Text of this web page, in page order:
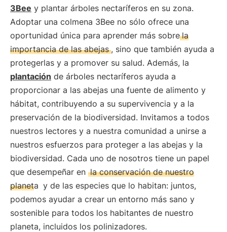
3Bee y plantar árboles nectaríferos en su zona.
Adoptar una colmena 3Bee no sólo ofrece una
oportunidad única para aprender más sobre la
importancia de las abejas , sino que también ayuda a
protegerlas y a promover su salud. Además, la
plantación de árboles nectaríferos ayuda a
proporcionar a las abejas una fuente de alimento y
hábitat, contribuyendo a su supervivencia y a la
preservación de la biodiversidad. Invitamos a todos
nuestros lectores y a nuestra comunidad a unirse a
nuestros esfuerzos para proteger a las abejas y la
biodiversidad. Cada uno de nosotros tiene un papel
que desempeñar en la conservación de nuestro
planeta y de las especies que lo habitan: juntos,
podemos ayudar a crear un entorno más sano y
sostenible para todos los habitantes de nuestro
planeta, incluidos los polinizadores.